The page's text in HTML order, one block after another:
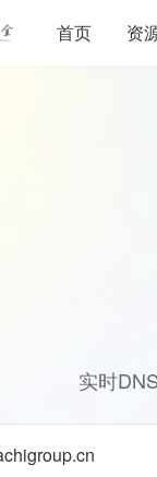
首页 资
实时